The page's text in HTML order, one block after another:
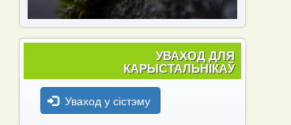
УВАХОД ДЛЯ
КАРЫСТАЛЬНІКАЎ
Уваход у сістэму